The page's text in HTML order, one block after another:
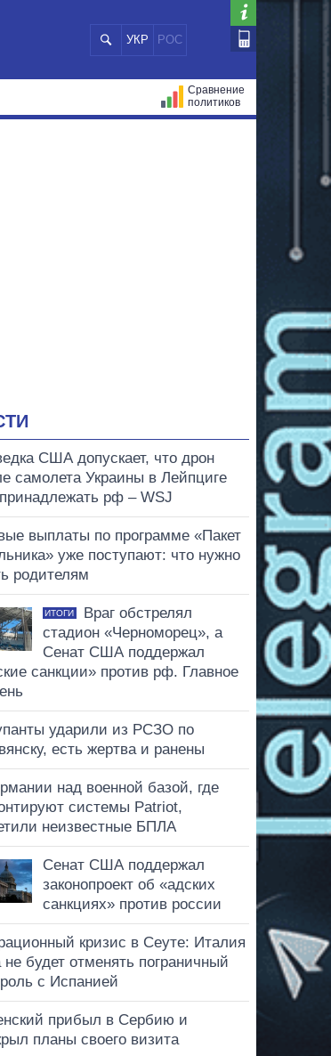
УКР РОС
Сравнение
политиков
США допускает, что дрон
самолета Украины в Лейпциге
рф – WSJ
выплаты по программе «Пакет
уже поступают: что нужно
родителям
ИТОГИ
Враг обстрелял
стадион «Черноморец», а
Сенат США поддержал
санкции» против рф. Главное
ударили из РСЗО по
есть жертва и ранены
над военной базой, где
системы Patriot,
неизвестные БПЛА
Сенат США поддержал
законопроект об «адских
санкциях» против россии
кризис в Сеуте: Италия
не будет отменять пограничный
с Испанией
прибыл в Сербию и
планы своего визита